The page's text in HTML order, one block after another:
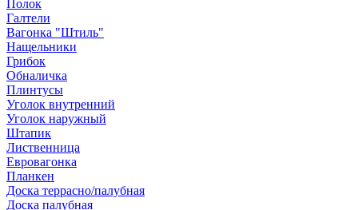
Полок
Галтели
Вагонка "Штиль"
Нащельники
Грибок
Обналичка
Плинтусы
Уголок внутренний
Уголок наружный
Штапик
Лиственница
Евровагонка
Планкен
Доска террасно/палубная
Доска палубная